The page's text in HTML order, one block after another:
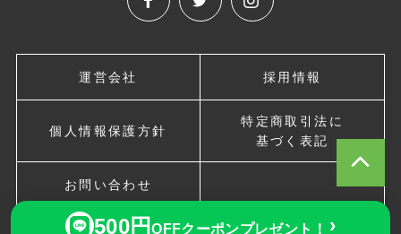
500円OFFクーポンプレゼント！ ›
運営会社 採用情報
個人情報保護方針
特定商取引法に
基づく表記
お問い合わせ